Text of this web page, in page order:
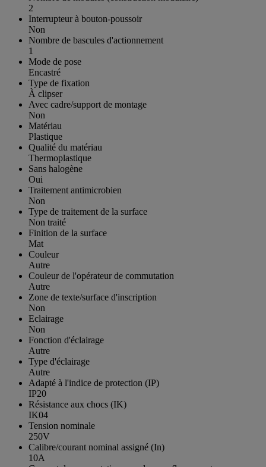
2
Interrupteur à bouton-poussoir
Non
Nombre de bascules d'actionnement
1
Mode de pose
Encastré
Type de fixation
À clipser
Avec cadre/support de montage
Non
Matériau
Plastique
Qualité du matériau
Thermoplastique
Sans halogène
Oui
Traitement antimicrobien
Non
Type de traitement de la surface
Non traité
Finition de la surface
Mat
Couleur
Autre
Couleur de l'opérateur de commutation
Autre
Zone de texte/surface d'inscription
Non
Eclairage
Non
Fonction d'éclairage
Autre
Type d'éclairage
Autre
Adapté à l'indice de protection (IP)
IP20
Résistance aux chocs (IK)
IK04
Tension nominale
250V
Calibre/courant nominal assigné (In)
10A